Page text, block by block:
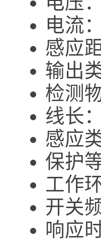
电流
感应
输出
检测
线长
感应
保护
工作
开关
响应